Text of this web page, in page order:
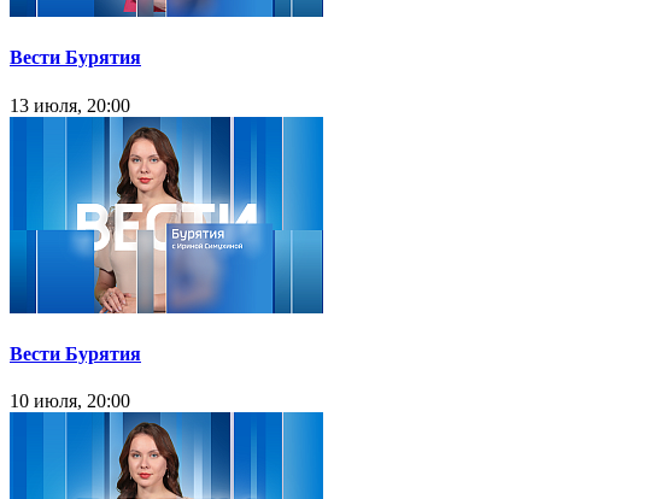
Вести Бурятия
13 июля, 20:00
Вести Бурятия
10 июля, 20:00